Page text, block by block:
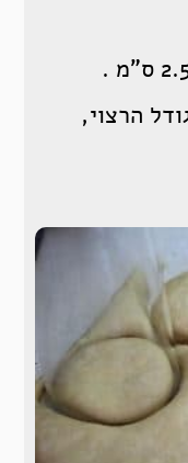
הרצוי,